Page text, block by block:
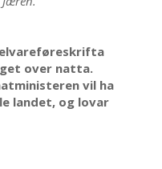
over natta.
vil ha
landet, og lovar